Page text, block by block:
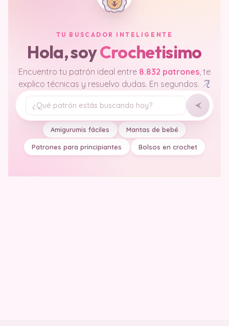
TU BUSCADOR INTELIGENTE
Hola, soyCrochetisimo
Encuentro tu patrón ideal entre 8.832 patrones , te
explico técnicas y resuelvo dudas. En segundos.
Tu pregunta
Amigurumis fáciles Mantas de bebé
Patrones para principiantes Bolsos en crochet